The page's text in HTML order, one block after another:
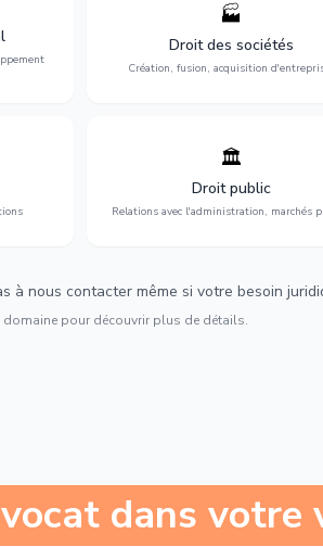
🏭
Droit des sociétés
Création, fusion, acquisition
Structuration de votre société :
fusion-acquisition, gouvernance
restructuration.
🏛️
Droit public
Relations avec l'administration, marchés
Gestion de vos relations avec
l'administration : marchés
urbanisme et contentieux.
à nous contacter même si votre besoin
domaine pour découvrir plus de détails.
dans votre